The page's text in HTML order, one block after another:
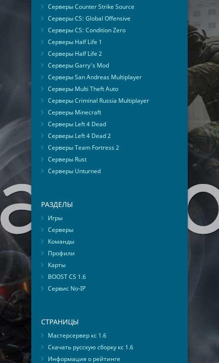
Серверы Counter Strike Source
Серверы CS: Global Offensive
Серверы CS: Condition Zero
Серверы Half Life 1
Серверы Half Life 2
Серверы Garry's Mod
Серверы San Andreas Multiplayer
Серверы Multi Theft Auto
Серверы Criminal Russia Multiplayer
Серверы Minecraft
Серверы Left 4 Dead
Серверы Left 4 Dead 2
Серверы Team Fortress 2
Серверы Rust
Серверы Unturned
РАЗДЕЛЫ
Игры
Серверы
Команды
Профили
Карты
BOOST CS 1.6
Сервис No-IP
СТРАНИЦЫ
Мастерсервер кс 1.6
Скачать русскую сборку кс 1.6
Информация о рейтинге